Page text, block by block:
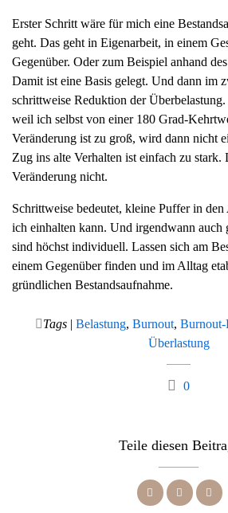
Erster Schritt wäre für mich eine
geht. Das geht in Eigenarbeit, in einem
Gegenüber. Oder zum Beispiel anhand des
Damit ist eine Basis gelegt. Und dann im
schrittweise Reduktion der
weil ich selbst von einer 180 Grad-
Veränderung ist zu groß, wird dann nicht
Zug ins alte Verhalten ist einfach zu stark.
Veränderung nicht.
Schrittweise bedeutet, kleine Puffer in
ich einhalten kann. Und irgendwann auch
sind höchst individuell. Lassen sich am
einem Gegenüber finden und im Alltag
gründlichen Bestandsaufnahme.
Tags | Belastung, Burnout, Burnout-
Überlastung
0
Teile diesen